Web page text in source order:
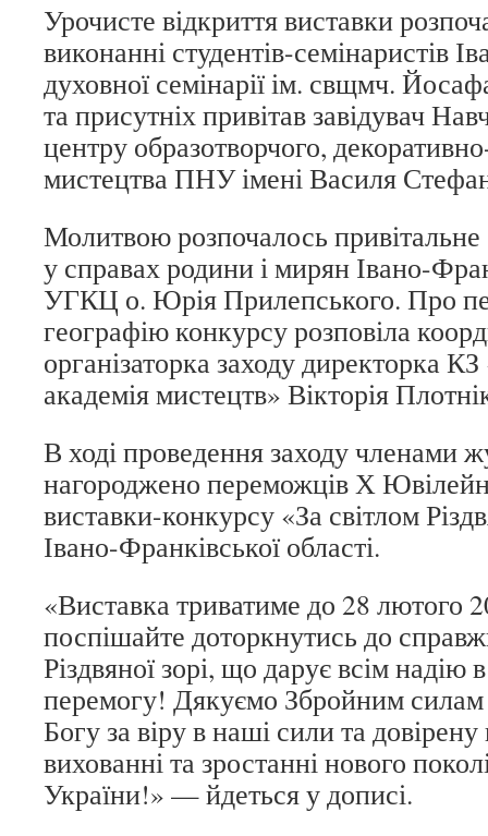
Урочисте відкриття виставки
виконанні студентів-семінаристів
духовної семінарії ім. свщмч.
та присутніх привітав завідувач
центру образотворчого,
мистецтва ПНУ імені Василя
Молитвою розпочалось привітальне
у справах родини і мирян Івано-
УГКЦ о. Юрія Прилепського. Про
географію конкурсу розповіла
організаторка заходу директорка
академія мистецтв» Вікторія
В ході проведення заходу членами
нагороджено переможців Х
виставки-конкурсу «За світлом
Івано-Франківської області.
«Виставка триватиме до 28 лютого
поспішайте доторкнутись до
Різдвяної зорі, що дарує всім надію
перемогу! Дякуємо Збройним
Богу за віру в наші сили та
вихованні та зростанні нового
України!» — йдеться у дописі.